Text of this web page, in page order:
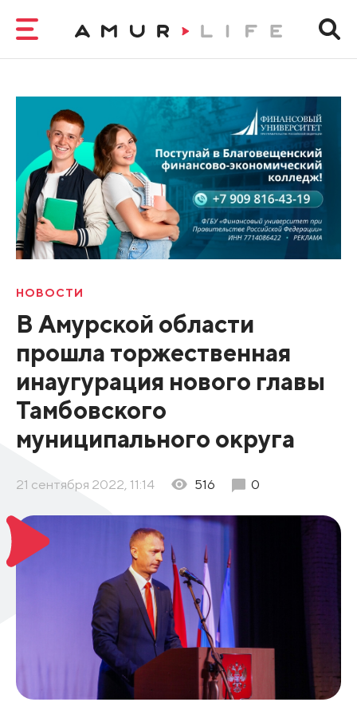
НОВОСТИ
В Амурской области
прошла торжественная
инаугурация нового главы
Тамбовского
муниципального округа
21 сентября 2022, 11:14 516 0